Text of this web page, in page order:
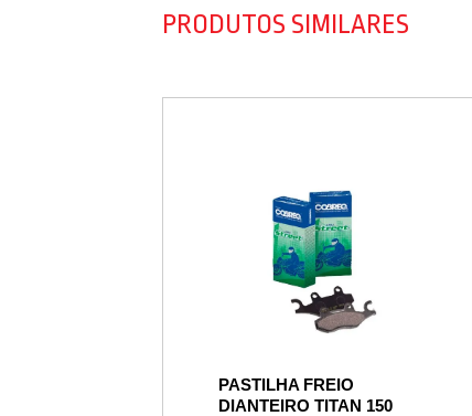
PRODUTOS SIMILARES
PASTILHA FREIO
DIANTEIRO TITAN 150